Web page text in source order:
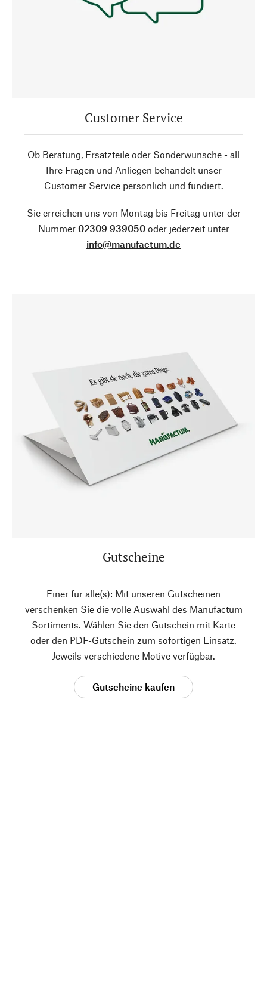
Customer Service
Ob Beratung, Ersatzteile oder Sonderwünsche - all
Ihre Fragen und Anliegen behandelt unser
Customer Service persönlich und fundiert.
Sie erreichen uns von Montag bis Freitag unter der
Nummer 02309 939050oder jederzeit unter
info@manufactum.de
Gutscheine
Einer für alle(s): Mit unseren Gutscheinen
verschenken Sie die volle Auswahl des Manufactum
Sortiments. Wählen Sie den Gutschein mit Karte
oder den PDF-Gutschein zum sofortigen Einsatz.
Jeweils verschiedene Motive verfügbar.
Gutscheine kaufen